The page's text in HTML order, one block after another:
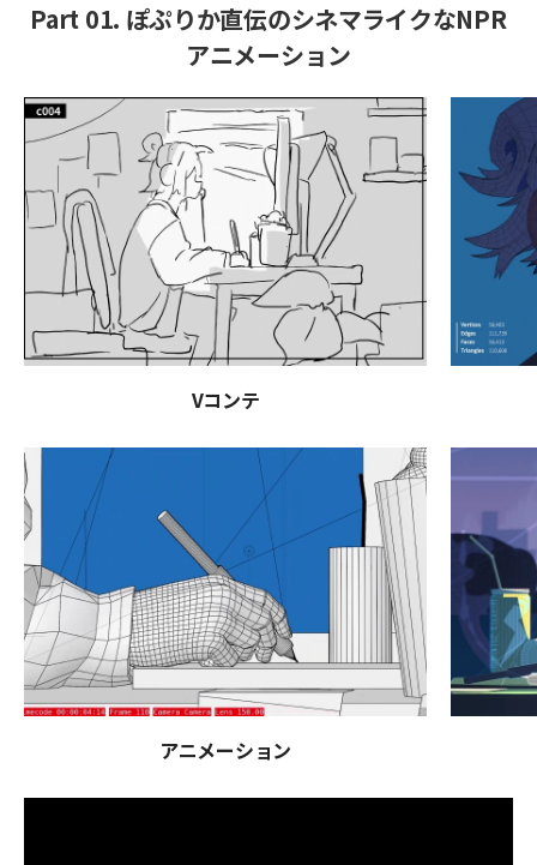
Part 01. ぽぷりか直伝のシネマライクなNPR
アニメーション
Vコンテ
アニメーション